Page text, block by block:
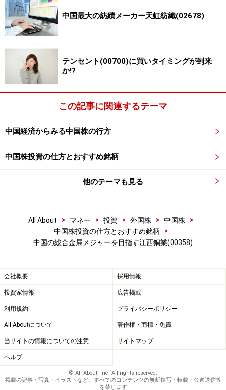
中国最大の紡績メーカー天虹紡織(02678)
テンセント(00700)に買いタイミングが到来
か!?
この記事に関連するテーマ
中国経済からみる中国株の行方
中国株投資の仕方とおすすめ銘柄
他のテーマも見る
All About > マネー > 投資 > 外国株 > 中国株
>
中国株投資の仕方とおすすめ銘柄
>
中国の総合金属メジャーを目指す江西銅業(00358)
会社概要 採用情報
投資家情報 広告掲載
利用規約 プライバシーポリシー
All Aboutについて 著作権・商標・免責
当サイトの情報についての注意 サイトマップ
ヘルプ
© All About, Inc. All rights reserved.
掲載の記事・写真・イラストなど、すべてのコンテンツの無断複写・転載・公衆送信等
を禁じます